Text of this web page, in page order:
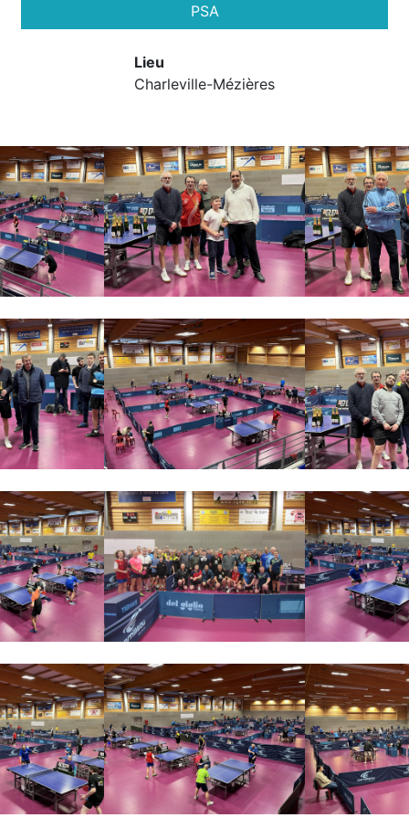
PSA
Lieu
Charleville-Mézières